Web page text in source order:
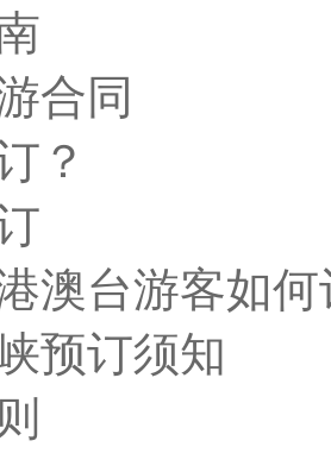
合同
？
澳台游客如何
预订须知